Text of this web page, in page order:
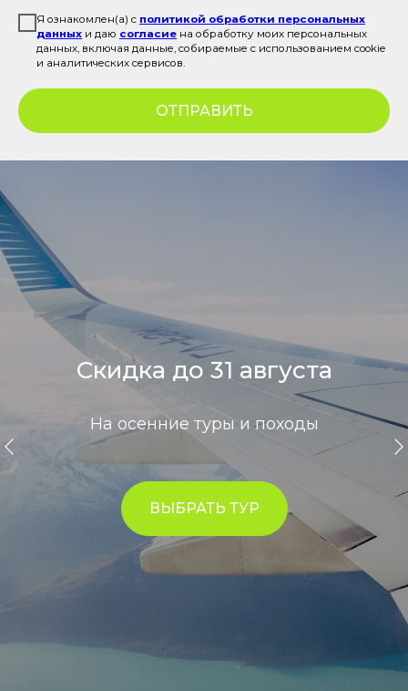
Я ознакомлен(а) с политикой обработки персональных
данных и даю согласие на обработку моих персональных
данных, включая данные, собираемые с использованием cookie
и аналитических сервисов.
ОТПРАВИТЬ
Скидка до 31 августа
На осенние туры и походы
ВЫБРАТЬ ТУР